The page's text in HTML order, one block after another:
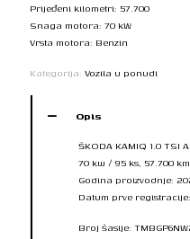
Prijeđeni kilometri: 57.700
Snaga motora: 70 kW
Vrsta motora: Benzin
Kategorija: Vozila u ponudi
Opis
ŠKODA KAMIQ 1.0 TSI
70 kw / 95 ks, 57.700 km
Godina proizvodnje:
Datum prve registracije:
Broj šasije: